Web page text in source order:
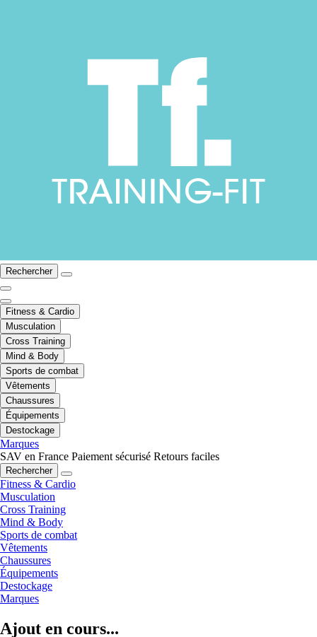
Rechercher
Fitness & Cardio
Musculation
Cross Training
Mind & Body
Sports de combat
Vêtements
Chaussures
Équipements
Destockage
Marques
SAV en France Paiement sécurisé Retours faciles
Rechercher
Fitness & Cardio
Musculation
Cross Training
Mind & Body
Sports de combat
Vêtements
Chaussures
Équipements
Destockage
Marques
Ajout en cours...